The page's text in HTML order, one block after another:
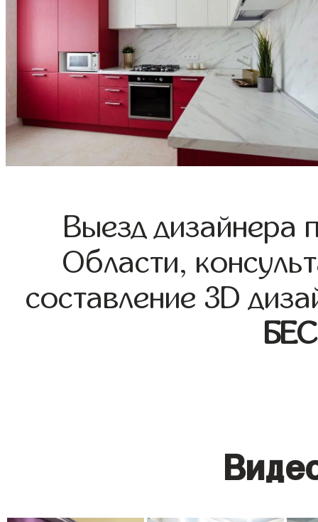
Выезд дизайнера
Области,
составление 3D